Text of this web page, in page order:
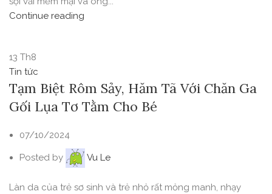
Continue reading
13 Th8
Tin tức
Tạm Biệt Rôm Sảy, Hăm Tã Với Chăn Ga
Gối Lụa Tơ Tằm Cho Bé
07/10/2024
Posted by Vu Le
Làn da của trẻ sơ sinh và trẻ nhỏ rất mỏng manh, nhạy